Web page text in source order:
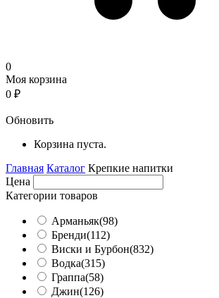
0
Моя корзина
0 ₽
Обновить
Корзина пуста.
Главная Каталог Крепкие напитки
Цена
Категории товаров
Арманьяк(98)
Бренди(112)
Виски и Бурбон(832)
Водка(315)
Граппа(58)
Джин(126)